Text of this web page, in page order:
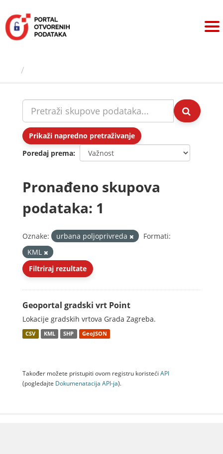
sadržaj
Prikaži napredno pretraživanje
Poredaj prema
Pronađeno skupova
podataka: 1
Oznake: urbana poljoprivreda
Formati:
KML
Filtriraj rezultate
Geoportal gradski vrt Point
Lokacije gradskih vrtova Grada Zagreba.
CSV KML SHP GeoJSON
Također možete pristupiti ovom registru koristeći API
(pogledajte Dokumenаtаcijа API-jа).